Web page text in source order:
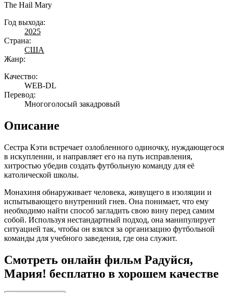
The Hail Mary
Год выхода:
2025
Страна:
США
Жанр:
Качество:
WEB-DL
Перевод:
Многоголосый закадровый
Описание
Сестра Кэти встречает озлобленного одиночку, нуждающегося
в искуплении, и направляет его на путь исправления,
хитростью убедив создать футбольную команду для её
католической школы.
Монахиня обнаруживает человека, живущего в изоляции и
испытывающего внутренний гнев. Она понимает, что ему
необходимо найти способ загладить свою вину перед самим
собой. Используя нестандартный подход, она манипулирует
ситуацией так, чтобы он взялся за организацию футбольной
команды для учебного заведения, где она служит.
Смотреть онлайн фильм Радуйся,
Мария! бесплатно в хорошем качестве